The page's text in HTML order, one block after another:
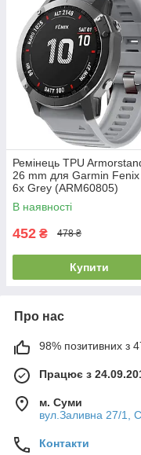
Ремінець TPU
26 mm для Garmin
6x Grey (ARM60805)
В наявності
452 ₴ 478 ₴
Купити
Про нас
98% позитивних з 47
Працює з
м. Суми
вул.Заливна 27/1,
Контакти